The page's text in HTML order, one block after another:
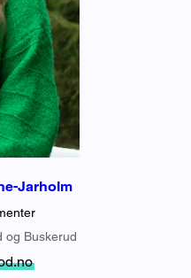
Jarholm
og Buskerud